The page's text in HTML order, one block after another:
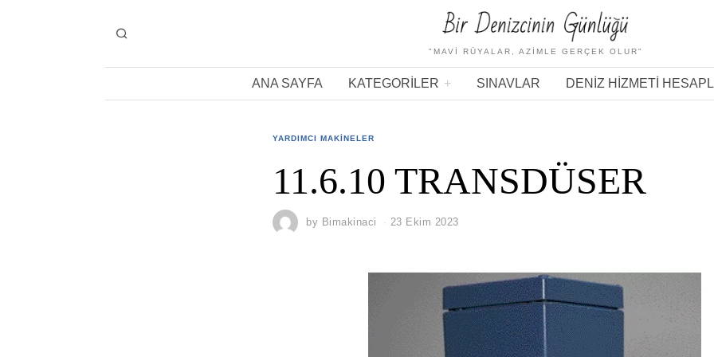
"MAVI RÜYALAR, AZIMLE GERÇEK OLUR"
ANA SAYFA KATEGORILER SINAVLAR DENIZ HIZMETI
YARDIMCI MAKINELER
11.6.10 TRANSDÜSER
by Bimakinaci 23 Ekim 2023